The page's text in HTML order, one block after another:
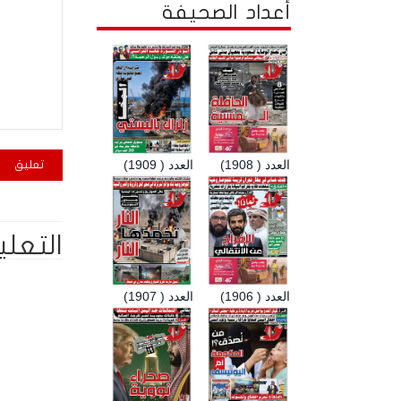
أعداد الصحيفة
العدد ( 1909) العدد ( 1908)
العدد ( 1907) العدد ( 1906)